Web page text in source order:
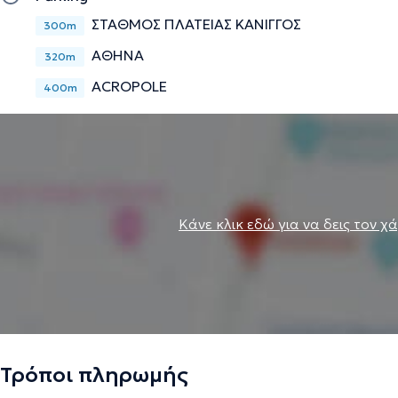
300m ΣΤΑΘΜΟΣ ΠΛΑΤΕΙΑΣ ΚΑΝΙΓΓΟΣ
320m ΑΘΗΝΑ
400m ACROPOLE
Κάνε κλικ εδώ για να δεις τον
Τρόποι πληρωμής